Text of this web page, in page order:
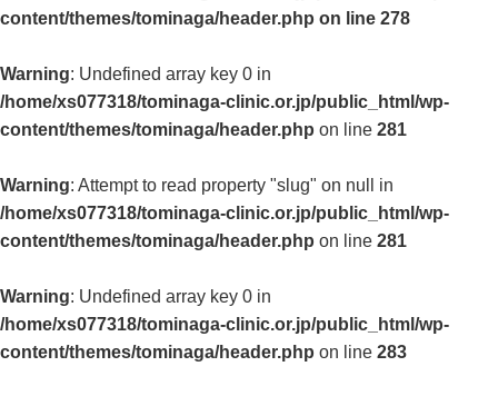
content/themes/tominaga/header.php on line 278
Warning: Undefined array key 0 in
/home/xs077318/tominaga-clinic.or.jp/public_html/wp-
content/themes/tominaga/header.php on line 281
Warning: Attempt to read property "slug" on null in
/home/xs077318/tominaga-clinic.or.jp/public_html/wp-
content/themes/tominaga/header.php on line 281
Warning: Undefined array key 0 in
/home/xs077318/tominaga-clinic.or.jp/public_html/wp-
content/themes/tominaga/header.php on line 283